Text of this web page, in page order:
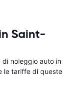
Saint-
di noleggio auto in
le tariffe di queste